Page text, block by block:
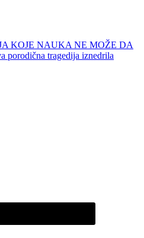
KOJE NAUKA NE MOŽE DA
porodična tragedija iznedrila